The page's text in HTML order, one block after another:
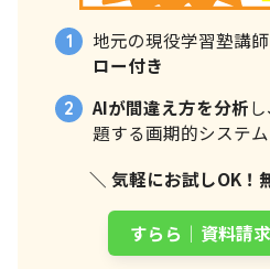
地元の現役学習塾講
ロー付き
AIが間違え方を分析
題する画期的システム
＼ 気軽にお試しOK！
すらら│資料請